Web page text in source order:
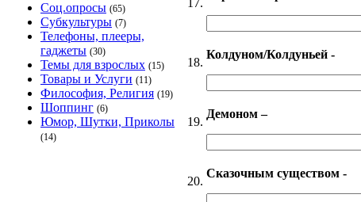
Соц.опросы (65)
Субкультуры (7)
Телефоны, плееры,
гаджеты (30)
Темы для взрослых (15)
Товары и Услуги (11)
Философия, Религия (19)
Шоппинг (6)
Юмор, Шутки, Приколы
(14)
18.
Колдуном/Колдуньей -
19.
Демоном –
20.
Сказочным существом -